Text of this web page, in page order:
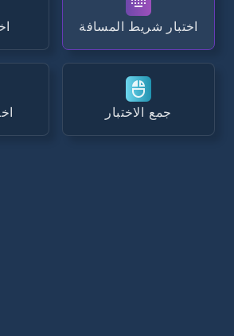
اختبار شريط المسافة
جمع الاختبار